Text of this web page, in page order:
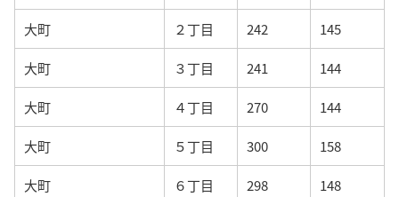
大町 ２丁目 242 145
大町 ３丁目 241 144
大町 ４丁目 270 144
大町 ５丁目 300 158
大町 ６丁目 298 148